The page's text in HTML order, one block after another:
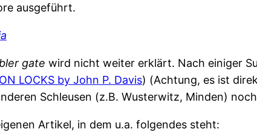
ausgeführt.
gate wird nicht weiter erklärt. Nach einiger
LOCKS by John P. Davis) (Achtung, es ist
Schleusen (z.B. Wusterwitz, Minden)
Artikel, in dem u.a. folgendes steht: